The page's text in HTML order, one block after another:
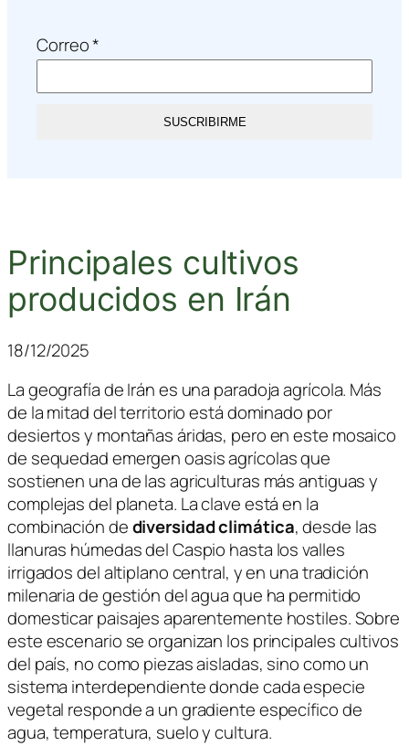
Correo*
SUSCRIBIRME
Principales cultivos
producidos en Irán
18/12/2025
La geografía de Irán es una paradoja agrícola. Más
de la mitad del territorio está dominado por
desiertos y montañas áridas, pero en este mosaico
de sequedad emergen oasis agrícolas que
sostienen una de las agriculturas más antiguas y
complejas del planeta. La clave está en la
combinación dediversidad climática, desde las
llanuras húmedas del Caspio hasta los valles
irrigados del altiplano central, y en una tradición
milenaria de gestión del agua que ha permitido
domesticar paisajes aparentemente hostiles. Sobre
este escenario se organizan los principales cultivos
del país, no como piezas aisladas, sino como un
sistema interdependiente donde cada especie
vegetal responde a un gradiente específico de
agua, temperatura, suelo y cultura.